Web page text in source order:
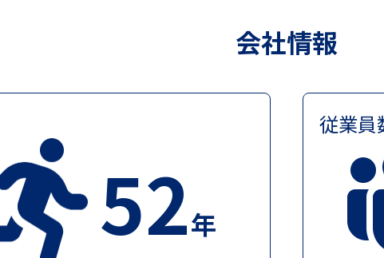
会社情報
52年
従業員